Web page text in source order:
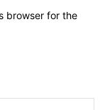
browser for the